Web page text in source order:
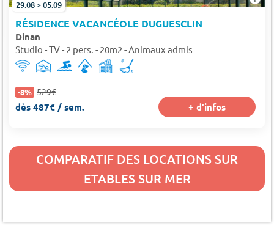
29.08 > 05.09
RÉSIDENCE VACANCÉOLE DUGUESCLIN
Dinan
Studio - TV - 2 pers. - 20m2 - Animaux admis
-8% 529€
dès 487€ / sem. + d'infos
COMPARATIF DES LOCATIONS SUR
ETABLES SUR MER